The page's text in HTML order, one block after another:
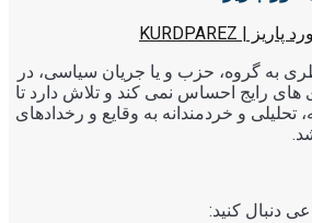
به گروه، حزب و یا جریان سیاسی، در
رایج احساس نمی کند و تلاش دارد تا
تحلیلی و خردمندانه به وقایع و رخدادهای
دنبال کنید: